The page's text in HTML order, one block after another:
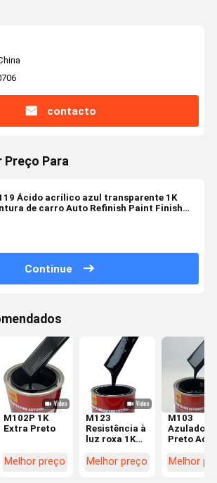
contacto
Preço Para
Ácido acrílico azul transparente 1K
de carro Auto Refinish Paint Finish
Continue
M102P 1K
Extra Preto
Melhor preço
M123
Resistência à
luz roxa 1K
de pintura
Melhor preço
M103
Azulado
Preto
Paint 1K
Melhor